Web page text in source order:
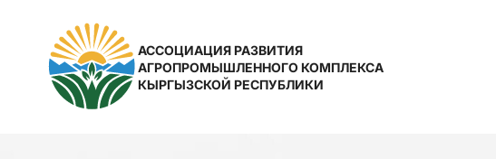
АССОЦИАЦИЯ РАЗВИТИЯ
АГРОПРОМЫШЛЕННОГО КОМПЛЕКСА
КЫРГЫЗСКОЙ РЕСПУБЛИКИ